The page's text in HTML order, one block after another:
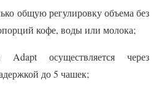
общую регулировку объема без
кофе, воды или молока;
осуществляется через
до 5 чашек;